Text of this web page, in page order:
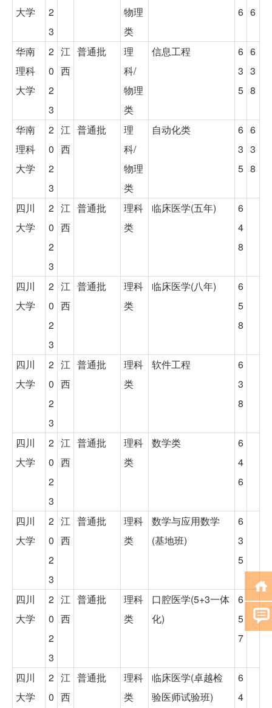
大学
2
3
物理
类
6 6
华南
理科
大学
2
0
2
3
江
西
普通批
理
科/
物理
类
信息工程
6
3
5
6
3
8
华南
理科
大学
2
0
2
3
江
西
普通批
理
科/
物理
类
自动化类
6
3
5
6
3
8
四川
大学
2
0
2
3
江
西
普通批
理科
类
临床医学(五年)
6
4
8
四川
大学
2
0
2
3
江
西
普通批
理科
类
临床医学(八年)
6
5
8
四川
大学
2
0
2
3
江
西
普通批
理科
类
软件工程
6
3
8
四川
大学
2
0
2
3
江
西
普通批
理科
类
数学类
6
4
6
四川
大学
2
0
2
3
江
西
普通批
理科
类
数学与应用数学
(基地班)
6
3
5
四川
大学
2
0
2
3
江
西
普通批
理科
类
口腔医学(5+3一体
化)
6
5
7
四川
大学
2
0
江
西
普通批
理科
类
临床医学(卓越检
验医师试验班)
6
4